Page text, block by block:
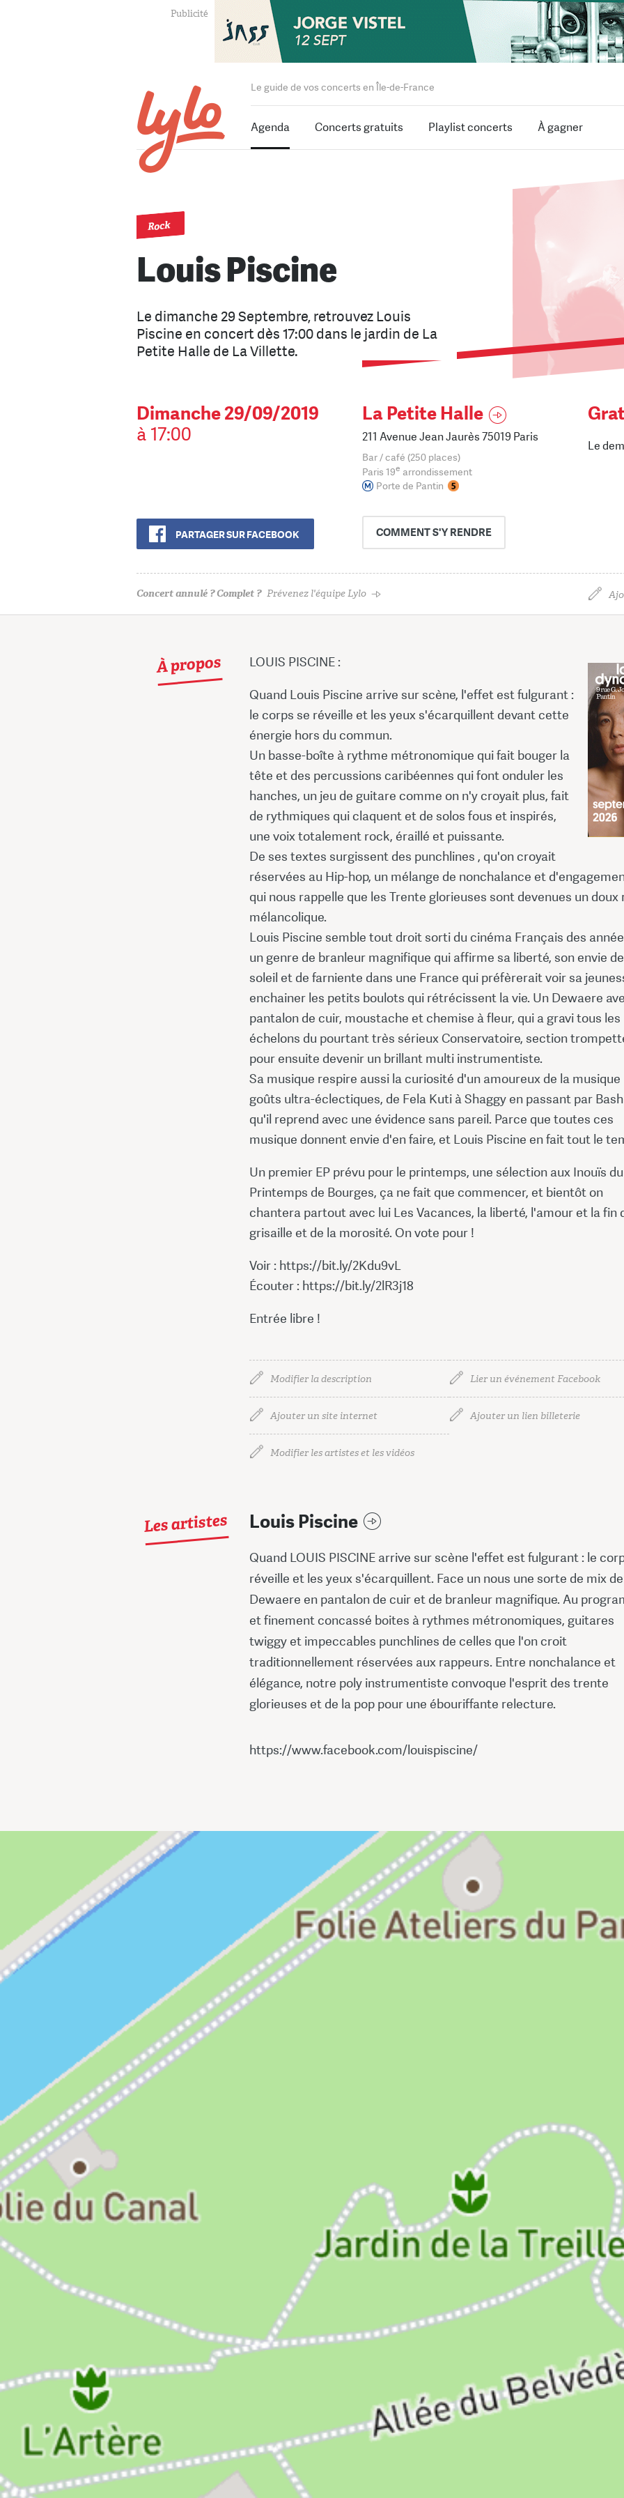
Le guide de vos concerts en Île-de-France
Agenda Concerts gratuits Playlist concerts À gagner
Rock
Louis Piscine
Le dimanche 29 Septembre, retrouvez Louis
Piscine en concert dès 17:00 dans le jardin de La
Petite Halle de La Villette.
Dimanche 29/09/2019
à 17:00
PARTAGER SUR FACEBOOK
La Petite Halle
211 Avenue Jean Jaurès 75019 Paris
Bar / café (250 places)
Paris 19e arrondissement
Porte de Pantin
COMMENTS'Y RENDRE
Le
Concert annulé ? Complet ? Prévenez l'équipe Lylo
À propos LOUIS PISCINE :
Quand Louis Piscine arrive sur scène, l'effet est fulgurant :
le corps se réveille et les yeux s'écarquillent devant cette
énergie hors du commun.
Un basse-boîte à rythme métronomique qui fait bouger la
tête et des percussions caribéennes qui font onduler les
hanches, un jeu de guitare comme on n'y croyait plus, fait
de rythmiques qui claquent et de solos fous et inspirés,
une voix totalement rock, éraillé et puissante.
De ses textes surgissent des punchlines , qu'on croyait
réservées au Hip-hop, un mélange de nonchalance et
qui nous rappelle que les Trente glorieuses sont devenues un doux
mélancolique.
Louis Piscine semble tout droit sorti du cinéma Français des
un genre de branleur magnifique qui affirme sa liberté, son envie de
soleil et de farniente dans une France qui préfèrerait voir sa
enchainer les petits boulots qui rétrécissent la vie. Un Dewaere
pantalon de cuir, moustache et chemise à fleur, qui a gravi tous les
échelons du pourtant très sérieux Conservatoire, section
pour ensuite devenir un brillant multi instrumentiste.
Sa musique respire aussi la curiosité d'un amoureux de la musique
goûts ultra-éclectiques, de Fela Kuti à Shaggy en passant par
qu'il reprend avec une évidence sans pareil. Parce que toutes ces
musique donnent envie d'en faire, et Louis Piscine en fait tout le
Un premier EP prévu pour le printemps, une sélection aux Inouïs du
Printemps de Bourges, ça ne fait que commencer, et bientôt on
chantera partout avec lui Les Vacances, la liberté, l'amour et la fin
grisaille et de la morosité. On vote pour !
Voir : https://bit.ly/2Kdu9vL
Écouter : https://bit.ly/2lR3j18
Entrée libre !
Modifier la description Lier un événement Facebook
Ajouter un site internet Ajouter un lien billeterie
Modifier les artistes et les vidéos
Les artistes Louis Piscine
Quand LOUIS PISCINE arrive sur scène l'effet est fulgurant : le
réveille et les yeux s'écarquillent. Face un nous une sorte de mix de
Dewaere en pantalon de cuir et de branleur magnifique. Au
et finement concassé boites à rythmes métronomiques, guitares
twiggy et impeccables punchlines de celles que l'on croit
traditionnellement réservées aux rappeurs. Entre nonchalance et
élégance, notre poly instrumentiste convoque l'esprit des trente
glorieuses et de la pop pour une ébouriffante relecture.
https://www.facebook.com/louispiscine/